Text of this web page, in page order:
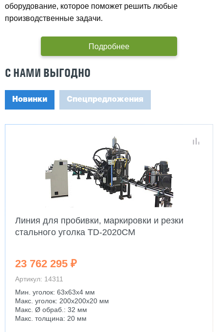
оборудование, которое поможет решить любые
производственные задачи.
Подробнее
С НАМИ ВЫГОДНО
Новинки Спецпредложения
Линия для пробивки, маркировки и резки
стального уголка TD-2020CM
23 762 295 ₽
Артикул: 14311
Мин. уголок: 63x63x4 мм
Макс. уголок: 200x200x20 мм
Макс. Ø обраб.: 32 мм
Макс. толщина: 20 мм